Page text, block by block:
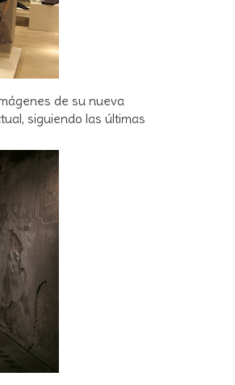
de su nueva
siguiendo las últimas